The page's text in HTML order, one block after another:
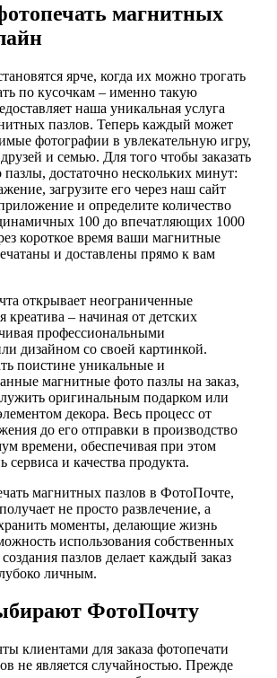
магнитных
ярче, когда их можно трогать
по кусочкам – именно такую
наша уникальная услуга
пазлов. Теперь каждый может
фотографии в увлекательную игру,
и семью. Для того чтобы заказать
достаточно нескольких минут:
загрузите его через наш сайт
и определите количество
100 до впечатляющих 1000
короткое время ваши магнитные
и доставлены прямо к вам
открывает неограниченные
креатива – начиная от детских
профессиональными
дизайном со своей картинкой.
поистине уникальные и
магнитные фото пазлы на заказ,
оригинальным подарком или
декора. Весь процесс от
до его отправки в производство
времени, обеспечивая при этом
сервиса и качества продукта.
магнитных пазлов в ФотоПочте,
не просто развлечение, а
моменты, делающие жизнь
использования собственных
пазлов делает каждый заказ
личным.
ФотоПочту
клиентами для заказа фотопечати
не является случайностью. Прежде